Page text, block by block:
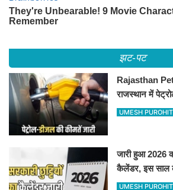
झट-पट
Rajasthan
राजस्थान में
जानिए बीकानेर
UMESH PUROHIT
जारी हुआ 2026
कैलेंडर, इस साल
अवकाश, देखें
UMESH PUROHIT